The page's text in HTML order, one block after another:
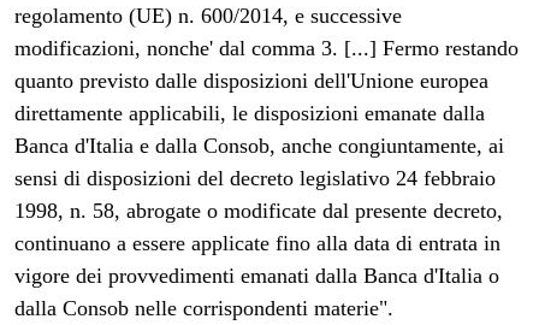
regolamento (UE) n. 600/2014, e successive
modificazioni, nonche' dal comma 3. [...] Fermo restando
quanto previsto dalle disposizioni dell'Unione europea
direttamente applicabili, le disposizioni emanate dalla
Banca d'Italia e dalla Consob, anche congiuntamente, ai
sensi di disposizioni del decreto legislativo 24 febbraio
1998, n. 58, abrogate o modificate dal presente decreto,
continuano a essere applicate fino alla data di entrata in
vigore dei provvedimenti emanati dalla Banca d'Italia o
dalla Consob nelle corrispondenti materie".